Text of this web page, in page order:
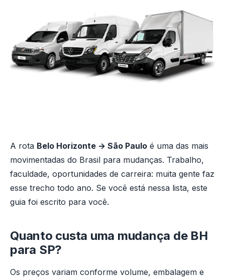
A rota Belo Horizonte → São Paulo é uma das mais
movimentadas do Brasil para mudanças. Trabalho,
faculdade, oportunidades de carreira: muita gente faz
esse trecho todo ano. Se você está nessa lista, este
guia foi escrito para você.
Quanto custa uma mudança de BH
para SP?
Os preços variam conforme volume, embalagem e